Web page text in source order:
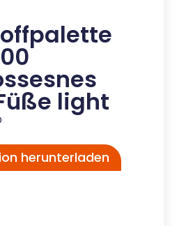
light
herunterladen